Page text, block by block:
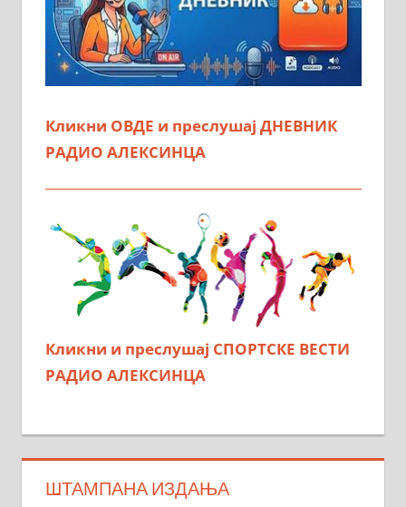
Кликни ОВДЕ и преслушај ДНЕВНИК
РАДИО АЛЕКСИНЦА
Кликни и преслушај СПОРТСКЕ ВЕСТИ
РАДИО АЛЕКСИНЦА
ШТАМПАНА ИЗДАЊА